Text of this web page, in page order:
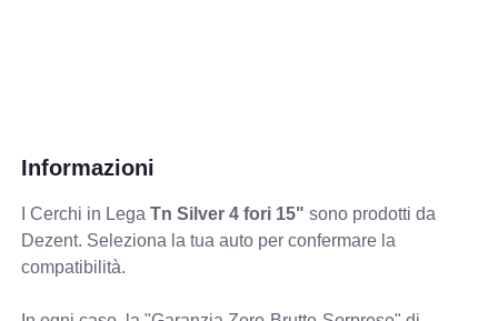
Informazioni
I Cerchi in LegaTn Silver 4 fori 15" sono prodotti da
Dezent. Seleziona la tua auto per confermare la
compatibilità.